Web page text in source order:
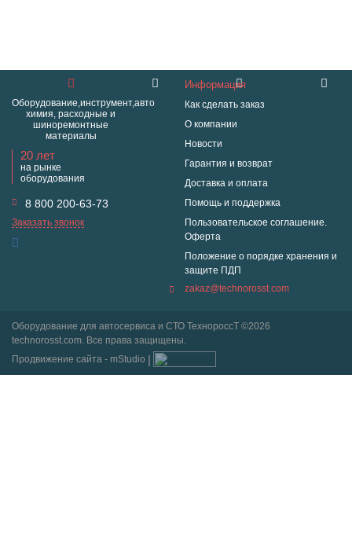
Оборудование,инструмент,авто
химия, расходные и
шиноремонтные
материалы
20 лет
на рынке
оборудования
8 800 200-63-73
Заказать звонок
Информация
Как сделать заказ
О компании
Новости
Гарантия и возврат
Доставка и оплата
Помощь и поддержка
Пользовательское соглашение.
Оферта
Положение о порядке хранения и
защите ПДП
zakaz@technorosst.com
Оборудование для автосервиса и СТО ТехнороссТ ©2026
technorosst.com. Все права защищены.
Продвижение сайта - mStudio